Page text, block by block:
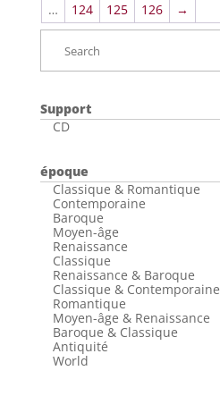
…
124 125 126 →
Support
CD
époque
Classique & Romantique
Contemporaine
Baroque
Moyen-âge
Renaissance
Classique
Renaissance & Baroque
Classique & Contemporaine
Romantique
Moyen-âge & Renaissance
Baroque & Classique
Antiquité
World